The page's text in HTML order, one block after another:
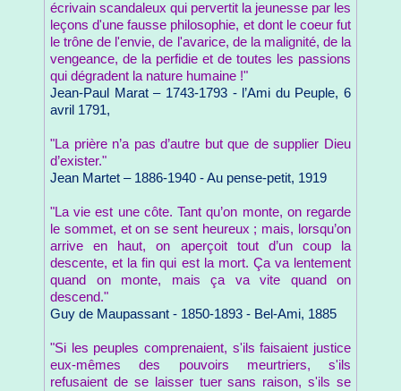
écrivain scandaleux qui pervertit la jeunesse par les
leçons d'une fausse philosophie, et dont le coeur fut
le trône de l'envie, de l'avarice, de la malignité, de la
vengeance, de la perfidie et de toutes les passions
qui dégradent la nature humaine !"
Jean-Paul Marat – 1743-1793 - l’Ami du Peuple, 6
avril 1791,
"La prière n’a pas d’autre but que de supplier Dieu
d’exister."
Jean Martet – 1886-1940 - Au pense-petit, 1919
"La vie est une côte. Tant qu’on monte, on regarde
le sommet, et on se sent heureux ; mais, lorsqu’on
arrive en haut, on aperçoit tout d’un coup la
descente, et la fin qui est la mort. Ça va lentement
quand on monte, mais ça va vite quand on
descend."
Guy de Maupassant - 1850-1893 - Bel-Ami, 1885
"Si les peuples comprenaient, s'ils faisaient justice
eux-mêmes des pouvoirs meurtriers, s'ils
refusaient de se laisser tuer sans raison, s'ils se